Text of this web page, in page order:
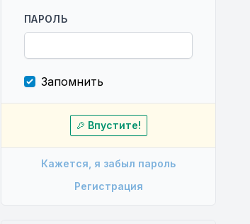
ПАРОЛЬ
Запомнить
Впустите!
Кажется, я забыл пароль
Регистрация